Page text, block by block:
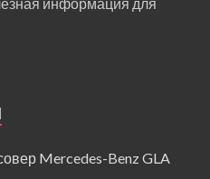
Mercedes-Benz GLA